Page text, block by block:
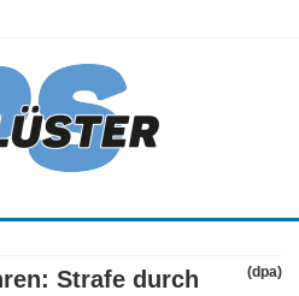
Skip
Strafe durch
(dpa)